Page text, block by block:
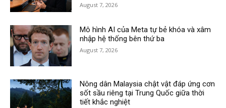
August 7, 2026
Mô hình AI của Meta tự bẻ khóa và xâm
nhập hệ thống bên thứ ba
August 7, 2026
Nông dân Malaysia chật vật đáp ứng cơn
sốt sầu riêng tại Trung Quốc giữa thời
tiết khắc nghiệt